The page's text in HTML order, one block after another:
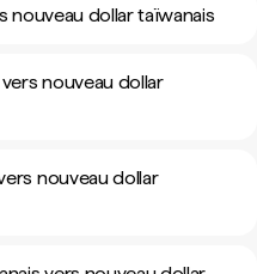
nouveau dollar taïwanais
nouveau dollar
nouveau dollar